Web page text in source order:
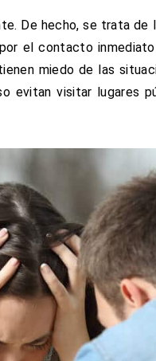
De hecho, se trata de
el contacto
miedo de las
evitan visitar lugares